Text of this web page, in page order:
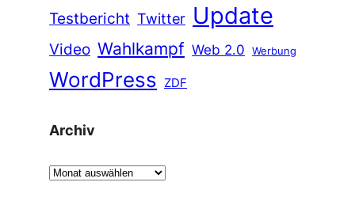
Testbericht Twitter Update
Video Wahlkampf Web 2.0 Werbung
WordPress ZDF
Archiv
A